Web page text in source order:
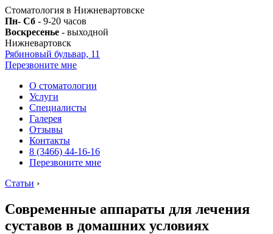
Стоматология в Нижневартовске
Пн- Сб - 9-20 часов
Воскресенье - выходной
Нижневартовск
Рябиновый бульвар, 11
Перезвоните мне
О стоматологии
Услуги
Специалисты
Галерея
Отзывы
Контакты
8 (3466) 44-16-16
Перезвоните мне
Статьи ›
Современные аппараты для лечения
суставов в домашних условиях